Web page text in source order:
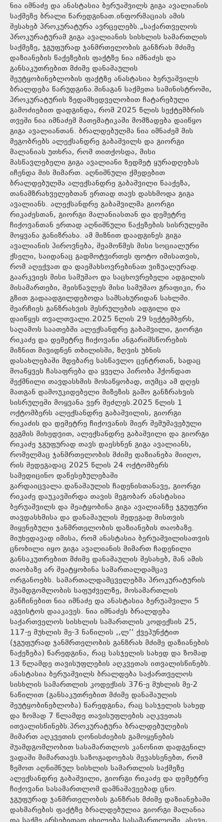
ნია იმნაძე და ანასტასია ბერუაშვილს გიგა ავალიანის
საქმეზე ბრალი წარედგინათ.ინფორმაციას ამის
შესახებ პროკურატურა ავრცელებს.„საქართველოს
პროკურატურამ გიგა ავალიანის სისხლის სამართლის
საქმეზე, ჯგუფურად ჯანმრთელობის განზრახ მძიმე
დაზიანების წაქეზების ფაქტზე ნია იმნაძეს და
განსაკუთრებით მძიმე დანაშაულის
შეუტყობინებლობის ფაქტზე ანასტასია ბერუაშვილს
ბრალდება წარუდგინა.შინაგან საქმეთა სამინისტროში,
პროკურატურის ზედამხედველობით ჩატარებული
გამოძიებით დადგინდა, რომ 2025 წლის სექტემბრის
თვეში ნია იმნაძემ მათემატიკაში მომზადება დაიწყო
გიგა ავალიანთან. ბრალდებულმა ნია იმნაძემ მის
მეგობრებს ალექსანდრე გაბაშვილს და გიორგი
მალანიას უთხრა, რომ თითქოსდა, მისი
მასწავლებელი გიგა ავალიანი ზედმეტ ყურადღებას
იჩენდა მის მიმართ. აღნიშნული ქმედებით
ბრალდებულმა ალექსანდრე გაბაშვილი წააქეზა,
თანამზრახველებთან ერთად თავს დასხმოდა გიგა
ავალიანს. ალექსანდრე გაბაშვილმა გიორგი
რიკაძესთან, გიორგი მალანიასთან და დემეტრე
ჩიქოვანთან ერთად აღნიშნული წაქეზების სისრულეში
მოყვანა განიზრახა. ამ მიზნით დაადგინეს გიგა
ავალიანის პიროვნება, შეამოწმეს მისი სოციალური
ქსელი, საიდანაც გადმოტვირთეს ფოტო იმისათვის,
რომ აღექვათ და დაემახსოვრებინათ ვიზუალურად.
გაარკვიეს მისი სამუშაო და საცხოვრებელი ადგილის
მისამართები, შეისწავლეს მისი სამუშაო გრაფიკი, რა
გზით გადაადგილდებოდა სამსახურიდან სახლში.
შეარჩიეს განზრახვის შესრულების ადგილი და
დაიწყეს თვალთვალი.2025 წლის 29 სექტემბერს,
საღამოს საათებში ალექსანდრე გაბაშვილი, გიორგი
რიკაძე და დემეტრე ჩიქოვანი ანგარიშსწორების
მიზნით მივიდნენ თბილისში, ზღვის უბნის
დასახლებაში მდებარე სასწავლო ცენტრთან, სადაც
მოაწყვეს ჩასაფრება და ყველა პირობა ჰქონდათ
შექმნილი თავდასხმის მოსაწყობად, თუმცა ამ დღეს
მათგან დამოუკიდებელი მიზეზის გამო განზრახვის
სისრულეში მოყვანა ვერ შეძლეს.2025 წლის 1
ოქტომბერს ალექსანდრე გაბაშვილის, გიორგი
რიკაძის და დემეტრე ჩიქოვანის მიერ შემუშავებული
გეგმის მიხედვით, ალექსანდრე გაბაშვილი და გიორგი
რიკაძე ჯგუფურად თავს დაესხნენ გიგა ავალიანს,
რომელმაც ჯანმრთელობის მძიმე დაზიანება მიიღო,
რის შედეგადაც 2025 წლის 24 ოქტომბერს
სამედიცინო დაწესებულებაში
გარდაიცვალა.დანაშაულის ჩადენისთანავე, გიორგი
რიკაძე დაუკავშირდა თავის მეგობარ ანასტასია
ბერუაშვილს და შეატყობინა გიგა ავალიანზე ჯგუფური
თავდასხმისა და დანაშაულის შედეგად მისთვის
მიყენებული ჯანმრთელობის დაზიანების თაობაზე.
მიუხედავად იმისა, რომ ანასტასია ბერუაშვილისათვის
ცნობილი იყო გიგა ავალიანის მიმართ ჩადენილი
განსაკუთრებით მძიმე დანაშაულის შესახებ, მან ამის
თაობაზე არ შეატყობინა სამართალდამცავ
ორგანოებს. სამართალდამცველებმა პროკურატურის
შუამდგომლობის საფუძველზე, მოსამართლის
განჩინებით ნია იმნაძე და ანასტასია ბერუაშვილი 5
აგვისტოს დააკავეს. ნია იმნაძეს ბრალდება
საქართველოს სისხლის სამართლის კოდექსის 25,
117-ე მუხლის მე-3 ნაწილის ,,ლ’’ ქვეპუნქტით
(ჯგუფურად ჯანმრთელობის განზრახ მძიმე დაზიანების
წაქეზება) წარედგინა, რაც სასჯელის სახედ და ზომად
13 წლამდე თავისუფლების აღკვეთას ითვალისწინებს.
ანასტასია ბერუაშვილს ბრალდება საქართველოს
სისხლის სამართლის კოდექსის 376-ე მუხლის მე-2
ნაწილით (განსაკუთრებით მძიმე დანაშაულის
შეუტყობინებლობა) წარედგინა, რაც სასჯელის სახედ
და ზომად 7 წლამდე თავისუფლების აღკვეთას
ითვალისწინებს.პროკურატურა ბრალდებულების
მიმართ აღკვეთის ღონისძიების გამოყენების
შუამდგომლობით სასამართლოს კანონით დადგენილ
ვადაში მიმართავს.საზოგადოებას შევახსენებთ, რომ
ზემოთ აღნიშნულ სისხლის სამართლის საქმეზე
ალექსანდრე გაბაშვილი, გიორგი რიკაძე და დემეტრე
ჩიქოვანი სასამართლომ დამნაშავეებად ცნო.
ჯგუფურად ჯანმრთელობის განზრახ მძიმე დაზიანებაში
დახმარების ფაქტზე ბრალდებულია გიორგი მალანია